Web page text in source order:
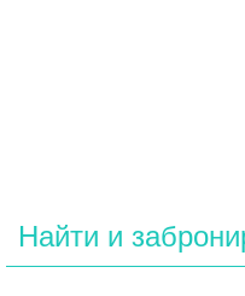
Найти и